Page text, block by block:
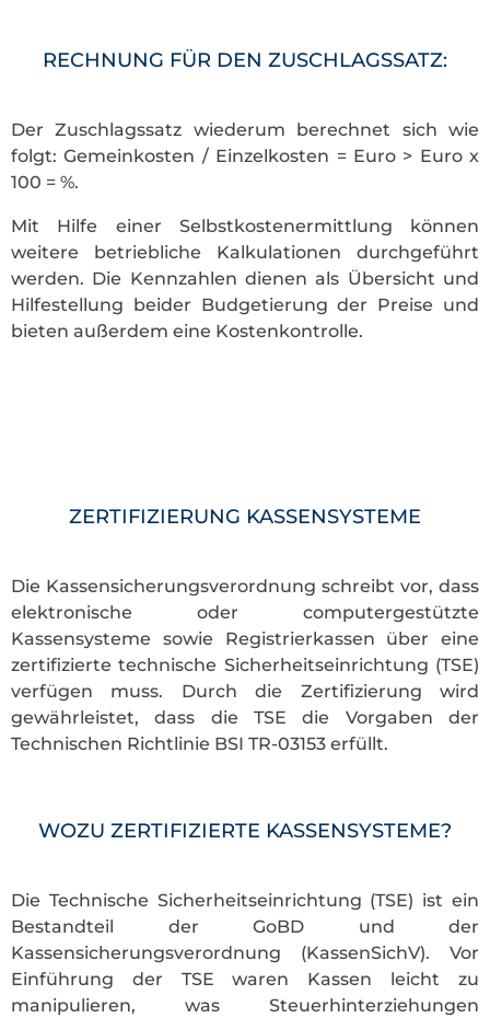
RECHNUNG FÜR DEN ZUSCHLAGSSATZ:
Der Zuschlagssatz wiederum berechnet sich wie
folgt: Gemeinkosten / Einzelkosten = Euro > Euro x
100 = %.
Mit Hilfe einer Selbstkostenermittlung können
weitere betriebliche Kalkulationen durchgeführt
werden. Die Kennzahlen dienen als Übersicht und
Hilfestellung beider Budgetierung der Preise und
bieten außerdem eine Kostenkontrolle.
ZERTIFIZIERUNG KASSENSYSTEME
Die Kassensicherungsverordnung schreibt vor, dass
elektronische oder computergestützte
Kassensysteme sowie Registrierkassen über eine
zertifizierte technische Sicherheitseinrichtung (TSE)
verfügen muss. Durch die Zertifizierung wird
gewährleistet, dass die TSE die Vorgaben der
Technischen Richtlinie BSI TR-03153 erfüllt.
WOZU ZERTIFIZIERTE KASSENSYSTEME?
Die Technische Sicherheitseinrichtung (TSE) ist ein
Bestandteil der GoBD und der
Kassensicherungsverordnung (KassenSichV). Vor
Einführung der TSE waren Kassen leicht zu
manipulieren, was Steuerhinterziehungen